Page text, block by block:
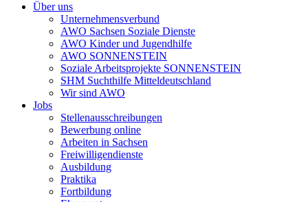
Über uns
Unternehmensverbund
AWO Sachsen Soziale Dienste
AWO Kinder und Jugendhilfe
AWO SONNENSTEIN
Soziale Arbeitsprojekte SONNENSTEIN
SHM Suchthilfe Mitteldeutschland
Wir sind AWO
Jobs
Stellenausschreibungen
Bewerbung online
Arbeiten in Sachsen
Freiwilligendienste
Ausbildung
Praktika
Fortbildung